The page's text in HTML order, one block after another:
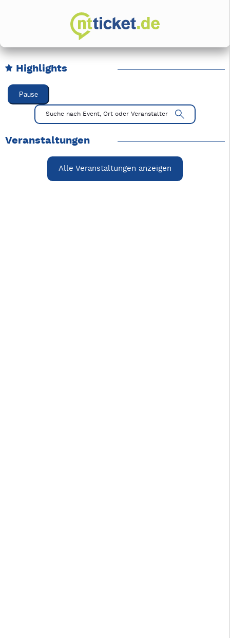
Highlights
Karussell Veranstaltungen überspringen
Pause
Mit Tab zu den Steuerelementen wechseln. Mit Pfeiltasten
Suche nach Event, Ort oder Veranstalter
Veranstaltungen
Alle Veranstaltungen anzeigen